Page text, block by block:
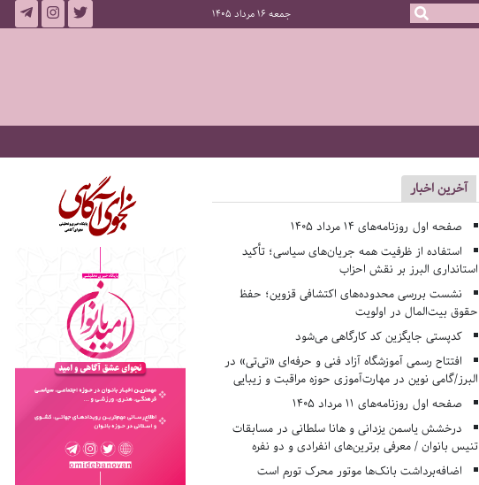
جمعه 16 مرداد 1405
آخرین اخبار
صفحه اول روزنامه‌های 14 مرداد 1405
استفاده از ظرفیت همه جریان‌های سیاسی؛ تأکید
استانداری البرز بر نقش احزاب
نشست بررسی محدوده‌های اکتشافی قزوین؛ حفظ
حقوق بیت‌المال در اولویت
کدپستی جایگزین کد کارگاهی می‌شود
افتتاح رسمی آموزشگاه آزاد فنی و حرفه‌ای «تی‌تی» در
البرز/گامی نوین در مهارت‌آموزی حوزه مراقبت و زیبایی
صفحه اول روزنامه‌های 11 مرداد 1405
درخشش یاسمن یزدانی و هانا سلطانی در مسابقات
تنیس بانوان / معرفی برترین‌های انفرادی و دو نفره
اضافه‌برداشت بانک‌ها موتور محرک تورم است